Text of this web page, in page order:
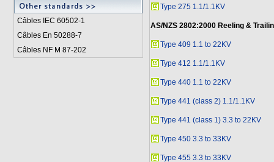
Câbles IEC 60502-1
Câbles En 50288-7
Câbles NF M 87-202
Type 275 1.1/1.1KV
AS/NZS 2802:2000Reeling &
Type 409 1.1 to 22KV
Type 412 1.1/1.1KV
Type 440 1.1 to 22KV
Type 441 (class 2) 1.1/1.1KV
Type 441 (class 1) 3.3 to 22KV
Type 450 3.3 to 33KV
Type 455 3.3 to 33KV